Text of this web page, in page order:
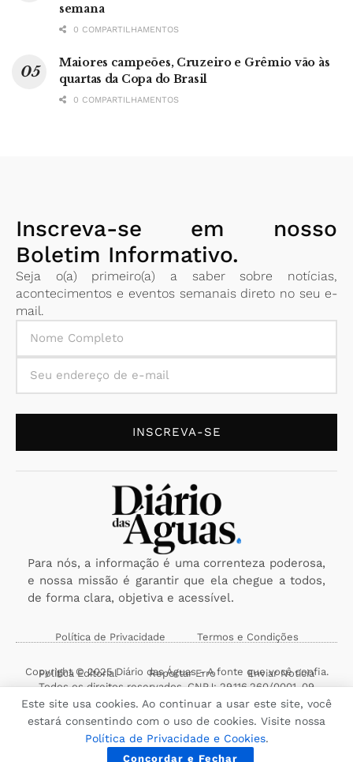
semana
0 COMPARTILHAMENTOS
Maiores campeões, Cruzeiro e Grêmio vão às
quartas da Copa do Brasil
0 COMPARTILHAMENTOS
Inscreva-se em nosso
Boletim Informativo.
Seja o(a) primeiro(a) a saber sobre notícias,
acontecimentos e eventos semanais direto no seu e-
mail.
INSCREVA-SE
Para nós, a informação é uma correnteza poderosa,
e nossa missão é garantir que ela chegue a todos,
de forma clara, objetiva e acessível.
Política de Privacidade Termos e Condições
Política Editorial Reportar Erro Enviar Notícia
Copyright © 2025 Diário das Águas - A fonte que você confia.
Todos os direitos reservados. CNPJ: 29.116.260/0001-09
Este site usa cookies. Ao continuar a usar este site, você
estará consentindo com o uso de cookies. Visite nossa
Política de Privacidade e Cookies.
Concordar e Fechar